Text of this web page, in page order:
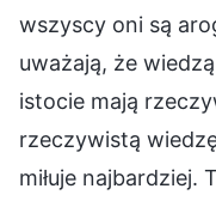
wszyscy oni są
uważają, że
istocie mają
rzeczywistą
miłuje najbardziej.